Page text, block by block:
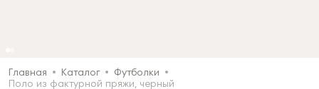
Главная Каталог
Футболки
Поло из фактурной пряжи, черный